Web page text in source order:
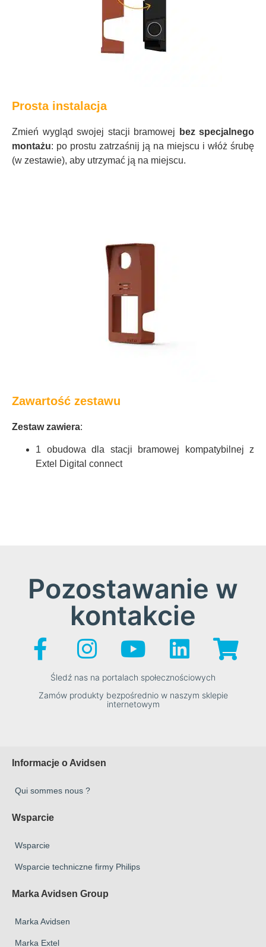
Prosta instalacja
Zmień wygląd swojej stacji bramowej
bez specjalnego
montażu: po prostu zatrzaśnij ją na miejscu i włóż śrubę
(w zestawie), aby utrzymać ją na miejscu.
Zawartość zestawu
Zestaw zawiera:
1 obudowa dla stacji bramowej kompatybilnej z
Extel Digital connect
Pozostawanie w
kontakcie
Śledź nas na portalach społecznościowych
Zamów produkty bezpośrednio w naszym sklepie
internetowym
Informacje o Avidsen
Qui sommes nous ?
Wsparcie
Wsparcie
Wsparcie techniczne firmy Philips
Marka Avidsen Group
Marka Avidsen
Marka Extel